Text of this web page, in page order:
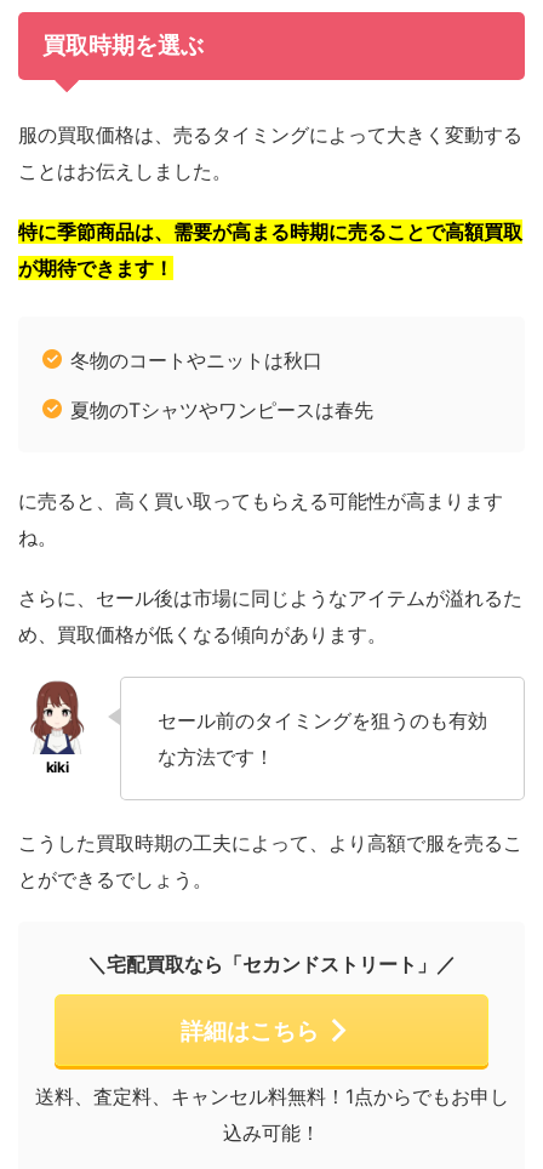
買取時期を選ぶ
服の買取価格は、売るタイミングによって大きく変動する
ことはお伝えしました。
特に季節商品は、需要が高まる時期に売ることで高額買取
が期待できます！
冬物のコートやニットは秋口
夏物のTシャツやワンピースは春先
に売ると、高く買い取ってもらえる可能性が高まります
ね。
さらに、セール後は市場に同じようなアイテムが溢れるた
め、買取価格が低くなる傾向があります。
セール前のタイミングを狙うのも有効
な方法です！
こうした買取時期の工夫によって、より高額で服を売るこ
とができるでしょう。
＼宅配買取なら「セカンドストリート」／
詳細はこちら
送料、査定料、キャンセル料無料！1点からでもお申し
込み可能！